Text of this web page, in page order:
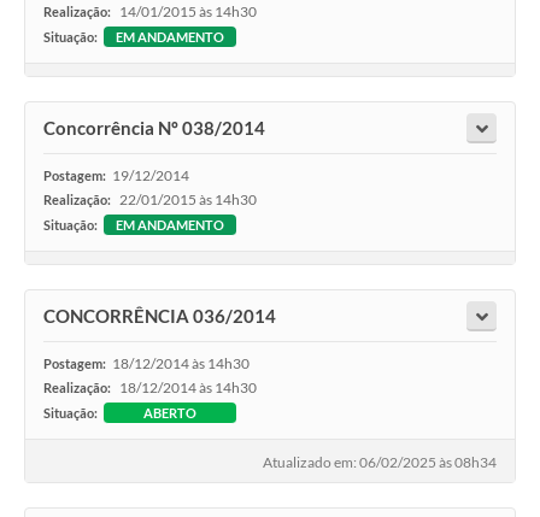
Realização: 14/01/2015 às 14h30
Situação: EM ANDAMENTO
Concorrência Nº 038/2014
Postagem: 19/12/2014
Realização: 22/01/2015 às 14h30
Situação: EM ANDAMENTO
CONCORRÊNCIA 036/2014
Postagem: 18/12/2014 às 14h30
Realização: 18/12/2014 às 14h30
Situação: ABERTO
Atualizado em: 06/02/2025 às 08h34